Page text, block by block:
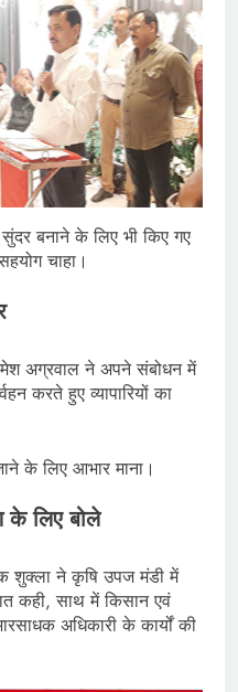
बनाने के लिए भी किए गए
चाहा।
अग्रवाल ने अपने संबोधन में
करते हुए व्यापारियों का
के लिए आभार माना।
के लिए बोले
शुक्ला ने कृषि उपज मंडी में
कही, साथ में किसान एवं
अधिकारी के कार्यों की